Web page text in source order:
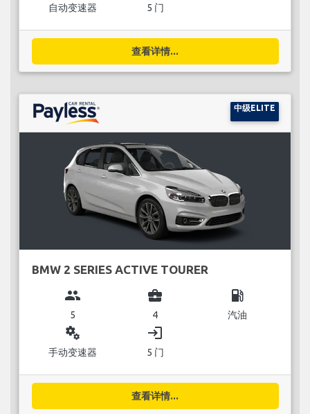
自动变速器 5 门
查看详情...
中级ELITE
BMW 2 SERIES ACTIVE TOURER
group
5
business_center
4
local_gas_station
汽油
miscellaneous_services
手动变速器
login
5 门
查看详情...